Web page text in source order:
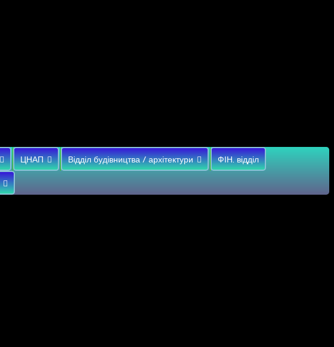
ЦНАП Відділ будівництва / архітектури ФІН. відділ